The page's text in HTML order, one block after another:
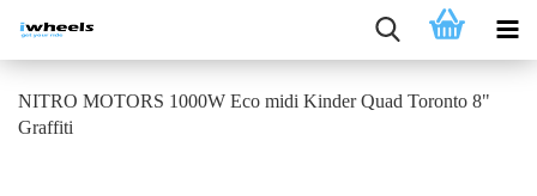
NITRO MOTORS 1000W Eco midi Kinder Quad Toronto 8"
Graffiti